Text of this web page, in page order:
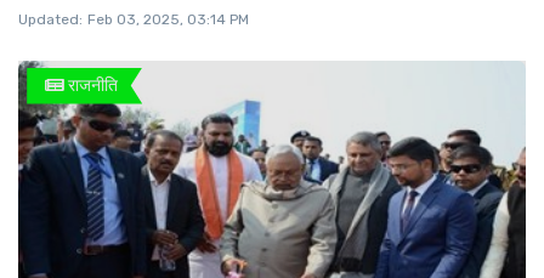
Updated: Feb 03, 2025, 03:14 PM
राजनीति